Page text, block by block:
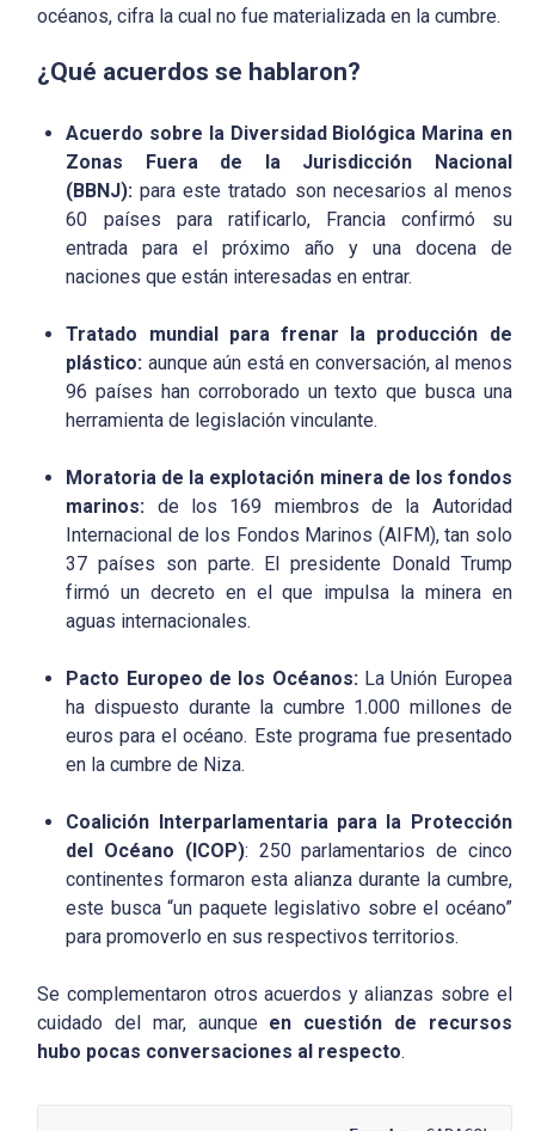
océanos, cifra la cual no fue materializada en la cumbre.
¿Qué acuerdos se hablaron?
Acuerdo sobre la Diversidad Biológica Marina en
Zonas Fuera de la Jurisdicción Nacional
(BBNJ): para este tratado son necesarios al menos
60 países para ratificarlo, Francia confirmó su
entrada para el próximo año y una docena de
naciones que están interesadas en entrar.
Tratado mundial para frenar la producción de
plástico: aunque aún está en conversación, al menos
96 países han corroborado un texto que busca una
herramienta de legislación vinculante.
Moratoria de la explotación minera de los fondos
marinos: de los 169 miembros de la Autoridad
Internacional de los Fondos Marinos (AIFM), tan solo
37 países son parte. El presidente Donald Trump
firmó un decreto en el que impulsa la minera en
aguas internacionales.
Pacto Europeo de los Océanos:La Unión Europea
ha dispuesto durante la cumbre 1.000 millones de
euros para el océano. Este programa fue presentado
en la cumbre de Niza.
Coalición Interparlamentaria para la Protección
del Océano (ICOP): 250 parlamentarios de cinco
continentes formaron esta alianza durante la cumbre,
este busca “un paquete legislativo sobre el océano”
para promoverlo en sus respectivos territorios.
Se complementaron otros acuerdos y alianzas sobre el
cuidado del mar, aunque en cuestión de recursos
hubo pocas conversaciones al respecto.